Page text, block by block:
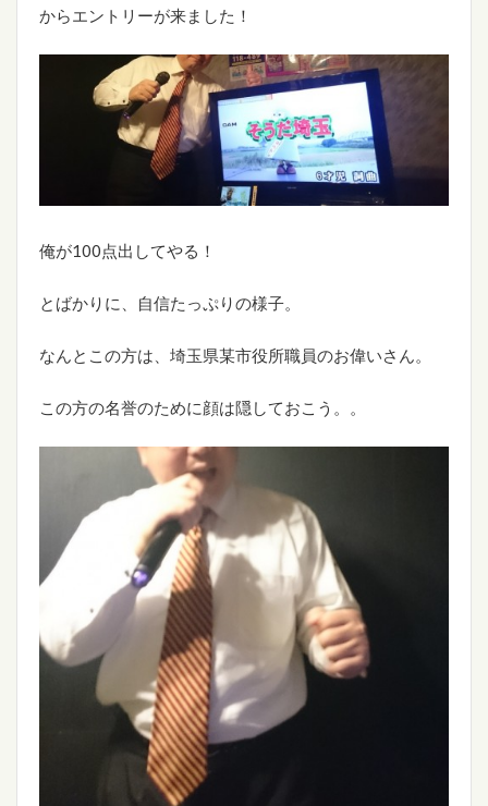
からエントリーが来ました！
俺が100点出してやる！
とばかりに、自信たっぷりの様子。
なんとこの方は、埼玉県某市役所職員のお偉いさん。
この方の名誉のために顔は隠しておこう。。